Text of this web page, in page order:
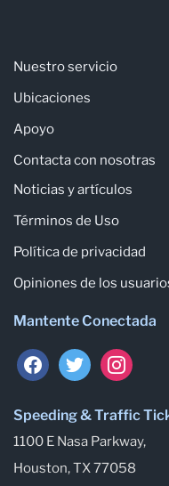
Nuestro servicio
Ubicaciones
Apoyo
Contacta con nosotras
Noticias y artículos
Términos de Uso
Política de privacidad
Opiniones de los
Mantente Conectada
Speeding & Traffic
1100 E Nasa Parkway,
Houston, TX 77058